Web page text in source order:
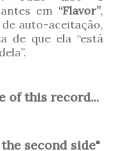
em “Flavor”,
auto-aceitação,
de que ela “está
of this record...
second side"